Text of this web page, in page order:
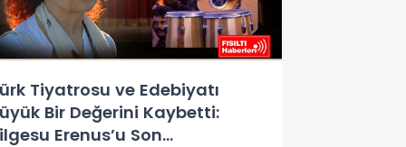
Tiyatrosu ve Edebiyatı
Bir Değerini Kaybetti:
Erenus’u Son